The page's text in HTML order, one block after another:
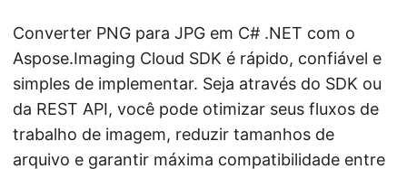
Converter PNG para JPG em C# .NET com o
Aspose.Imaging Cloud SDK é rápido, confiável e
simples de implementar. Seja através do SDK ou
da REST API, você pode otimizar seus fluxos de
trabalho de imagem, reduzir tamanhos de
arquivo e garantir máxima compatibilidade entre